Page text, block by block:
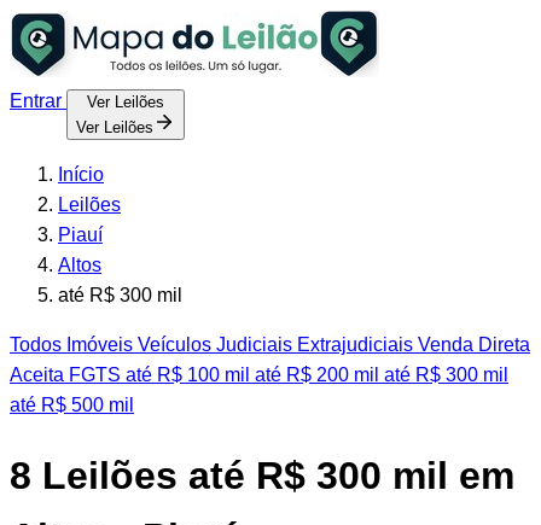
Entrar
Ver Leilões
Ver Leilões
Início
Leilões
Piauí
Altos
até R$ 300 mil
Todos Imóveis Veículos Judiciais Extrajudiciais Venda Direta
Aceita FGTS até R$ 100 mil até R$ 200 mil até R$ 300 mil
até R$ 500 mil
8 Leilões até R$ 300 mil em